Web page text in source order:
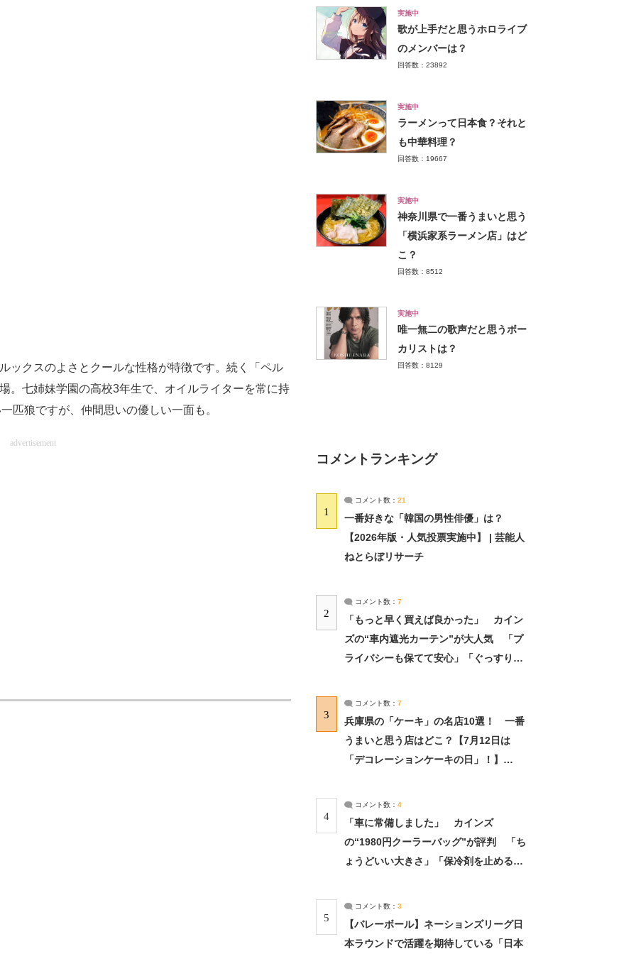
クスのよさとクールな性格が特徴です。続く「ペル
。七姉妹学園の高校3年生で、オイルライターを常に持
匹狼ですが、仲間思いの優しい一面も。
advertisement
実施中
歌が上手だと思うホロライブ
のメンバーは？
回答数：23892
実施中
ラーメンって日本食？それと
も中華料理？
回答数：19667
実施中
神奈川県で一番うまいと思う
「横浜家系ラーメン店」はど
こ？
回答数：8512
実施中
唯一無二の歌声だと思うボー
カリストは？
回答数：8129
コメントランキング
1
コメント数： 21
一番好きな「韓国の男性俳優」は？
【2026年版・人気投票実施中】 | 芸能人
ねとらぼリサーチ
2
コメント数： 7
「もっと早く買えば良かった」 カイン
ズの“車内遮光カーテン”が大人気 「プ
ライバシーも保てて安心」「ぐっすり眠
3
コメント数： 7
兵庫県の「ケーキ」の名店10選！ 一番
うまいと思う店はどこ？【7月12日は
「デコレーションケーキの日」！】
4
コメント数： 4
「車に常備しました」 カインズ
の“1980円クーラーバッグ”が評判 「ち
ょうどいい大きさ」「保冷剤を止めるベ
5
コメント数： 3
【バレーボール】ネーションズリーグ日
本ラウンドで活躍を期待している「日本